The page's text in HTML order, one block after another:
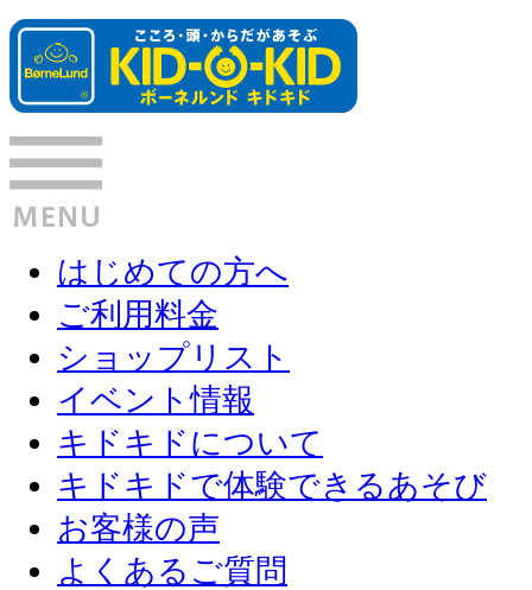
はじめての方へ
ご利用料金
ショップリスト
イベント情報
キドキドについて
キドキドで体験できるあそび
お客様の声
よくあるご質問